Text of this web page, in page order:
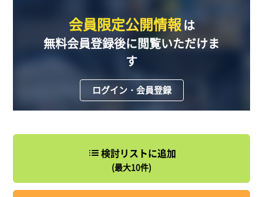
会員限定公開情報は
無料会員登録後に閲覧いただけま
す
ログイン・会員登録
検討リストに追加
(最大10件)